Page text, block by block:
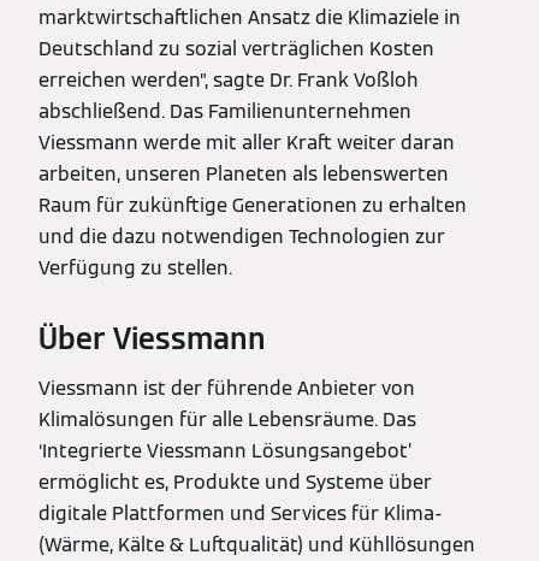
marktwirtschaftlichen Ansatz die Klimaziele in
Deutschland zu sozial verträglichen Kosten
erreichen werden”, sagte Dr. Frank Voßloh
abschließend. Das Familienunternehmen
Viessmann werde mit aller Kraft weiter daran
arbeiten, unseren Planeten als lebenswerten
Raum für zukünftige Generationen zu erhalten
und die dazu notwendigen Technologien zur
Verfügung zu stellen.
Über Viessmann
Viessmann ist der führende Anbieter von
Klimalösungen für alle Lebensräume. Das
‘Integrierte Viessmann Lösungsangebot’
ermöglicht es, Produkte und Systeme über
digitale Plattformen und Services für Klima-
(Wärme, Kälte & Luftqualität) und Kühllösungen